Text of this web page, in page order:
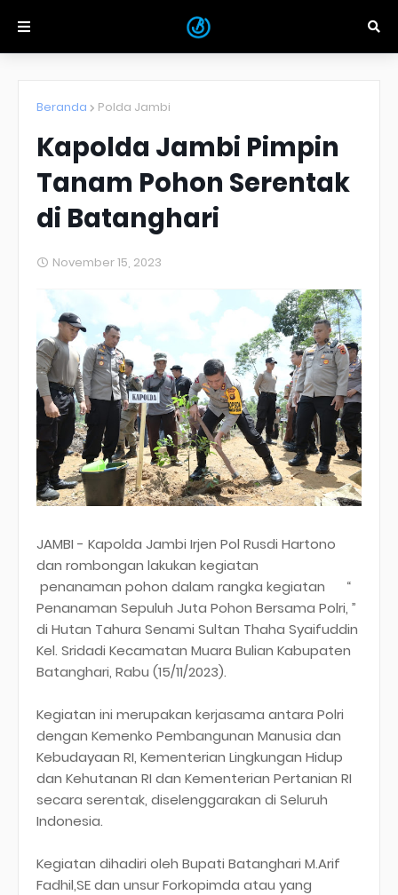
Beranda Polda Jambi
Kapolda Jambi Pimpin
Tanam Pohon Serentak
di Batanghari
November 15, 2023
JAMBI - Kapolda Jambi Irjen Pol Rusdi Hartono
dan rombongan lakukan kegiatan
penanaman pohon dalam rangka kegiatan “
Penanaman Sepuluh Juta Pohon Bersama Polri, ”
di Hutan Tahura Senami Sultan Thaha Syaifuddin
Kel. Sridadi Kecamatan Muara Bulian Kabupaten
Batanghari, Rabu (15/11/2023).
Kegiatan ini merupakan kerjasama antara Polri
dengan Kemenko Pembangunan Manusia dan
Kebudayaan RI, Kementerian Lingkungan Hidup
dan Kehutanan RI dan Kementerian Pertanian RI
secara serentak, diselenggarakan di Seluruh
Indonesia.
Kegiatan dihadiri oleh Bupati Batanghari M.Arif
Fadhil,SE dan unsur Forkopimda atau yang